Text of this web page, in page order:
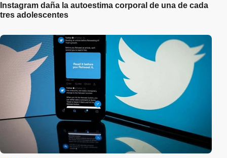
Instagram daña la autoestima corporal de una de cada
tres adolescentes